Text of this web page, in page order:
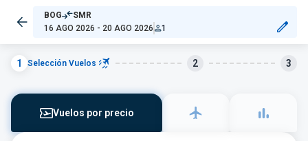
BOG
SMR
16 AGO 2026 - 20 AGO 2026
1
1 Selección Vuelos 2 3
Vuelos por precio